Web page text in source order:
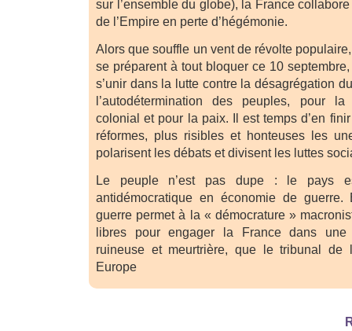
sur l’ensemble du globe), la France
de l’Empire en perte d’hégémonie.
Alors que souffle un vent de révolte
se préparent à tout bloquer ce 10
s’unir dans la lutte contre la désagrégation
l’autodétermination des peuples, pour
colonial et pour la paix. Il est temps d’en
réformes, plus risibles et honteuses les
polarisent les débats et divisent les luttes
Le peuple n’est pas dupe : le pays
antidémocratique en économie de
guerre permet à la « démocrature »
libres pour engager la France dans une
ruineuse et meurtrière, que le tribunal de
Europe